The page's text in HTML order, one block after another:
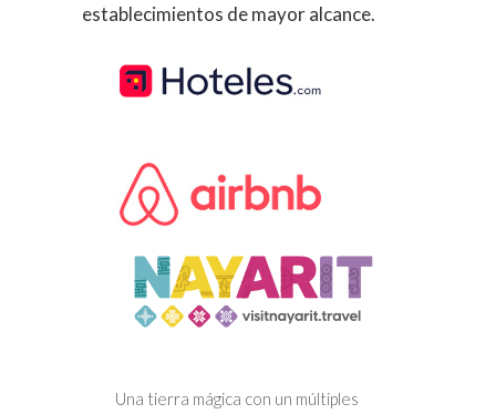
establecimientos de mayor alcance.
Una tierra mágica con un múltiples